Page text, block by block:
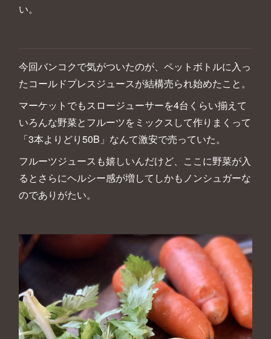
い。
今回バンコクで気がついたのが、ペットボトルに入っ
たコールドプレスジュースが結構売られ始めたこと。
マーケットでもスロージューサーを4台くらい揃えて
いろんな野菜とフルーツをミックスして作りまくって
「3本よりどり50B」なんて激安で売っていた。
フルーツジュースも嬉しいんだけど、ここに野菜が入
るとさらにヘルシー感が増してしかもノンシュガーな
のでありがたい。